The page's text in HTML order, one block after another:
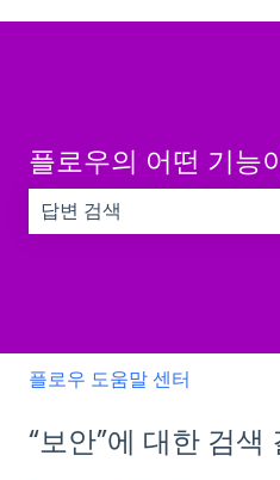
플로우의 어떤 기능
플로우 도움말 센터
“보안”에 대한 검색